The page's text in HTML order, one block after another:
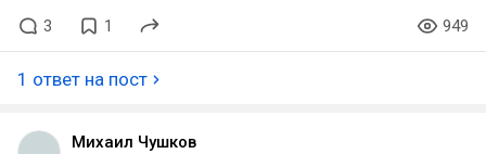
3 1 949
1 ответ на пост
Михаил Чушков